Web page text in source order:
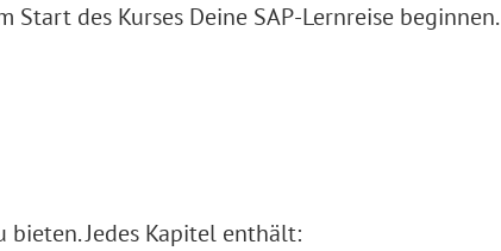
des Kurses Deine SAP-Lernreise beginnen.
bieten. Jedes Kapitel enthält: